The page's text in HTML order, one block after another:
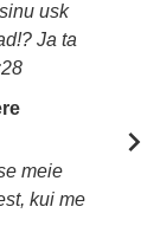
usk
Ja ta
meie
kui me